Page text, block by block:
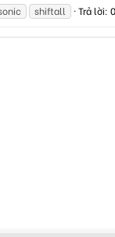
shiftall Trả lời: 0